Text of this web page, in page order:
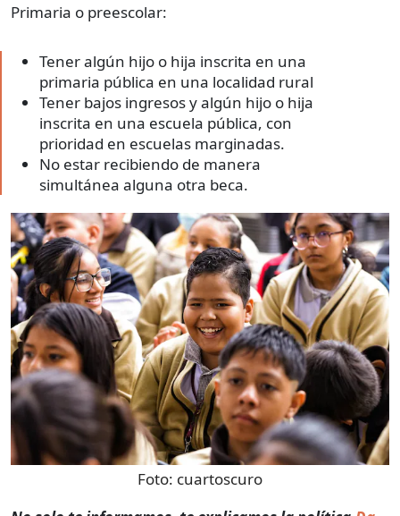
Primaria o preescolar:
Tener algún hijo o hija inscrita en una
primaria pública en una localidad rural
Tener bajos ingresos y algún hijo o hija
inscrita en una escuela pública, con
prioridad en escuelas marginadas.
No estar recibiendo de manera
simultánea alguna otra beca.
Foto: cuartoscuro